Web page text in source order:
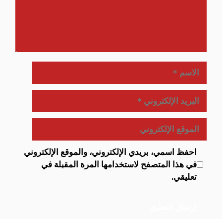
الاسم
البريد
الإلكتروني
الموقع
الإلكتروني
احفظ اسمي، بريدي الإلكتروني، والموقع الإلكتروني
في هذا المتصفح لاستخدامها المرة المقبلة في
تعليقي.